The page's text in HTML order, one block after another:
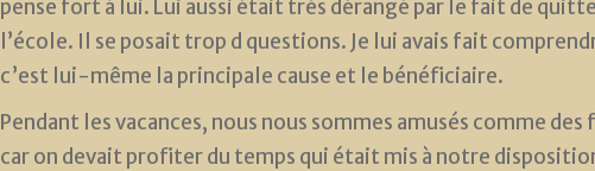
pense fort à lui. Lui aussi était très dérangé par le fait de
l’école. Il se posait trop d questions. Je lui avais fait
c’est lui-même la principale cause et le bénéficiaire.
Pendant les vacances, nous nous sommes amusés comme des
car on devait profiter du temps qui était mis à notre